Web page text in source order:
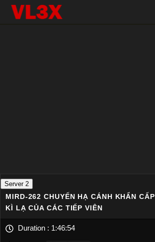
Home Nhật Bản
Server 2
MIRD-262 CHUYẾN HẠ CÁNH KHẨN
KÌ LẠ CỦA CÁC TIẾP VIÊN
Duration : 1:46:54